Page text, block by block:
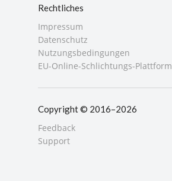
Rechtliches
Impressum
Datenschutz
Nutzungsbedingungen
EU-Online-Schlichtungs-Plattform
Copyright © 2016–2026
Feedback
Support